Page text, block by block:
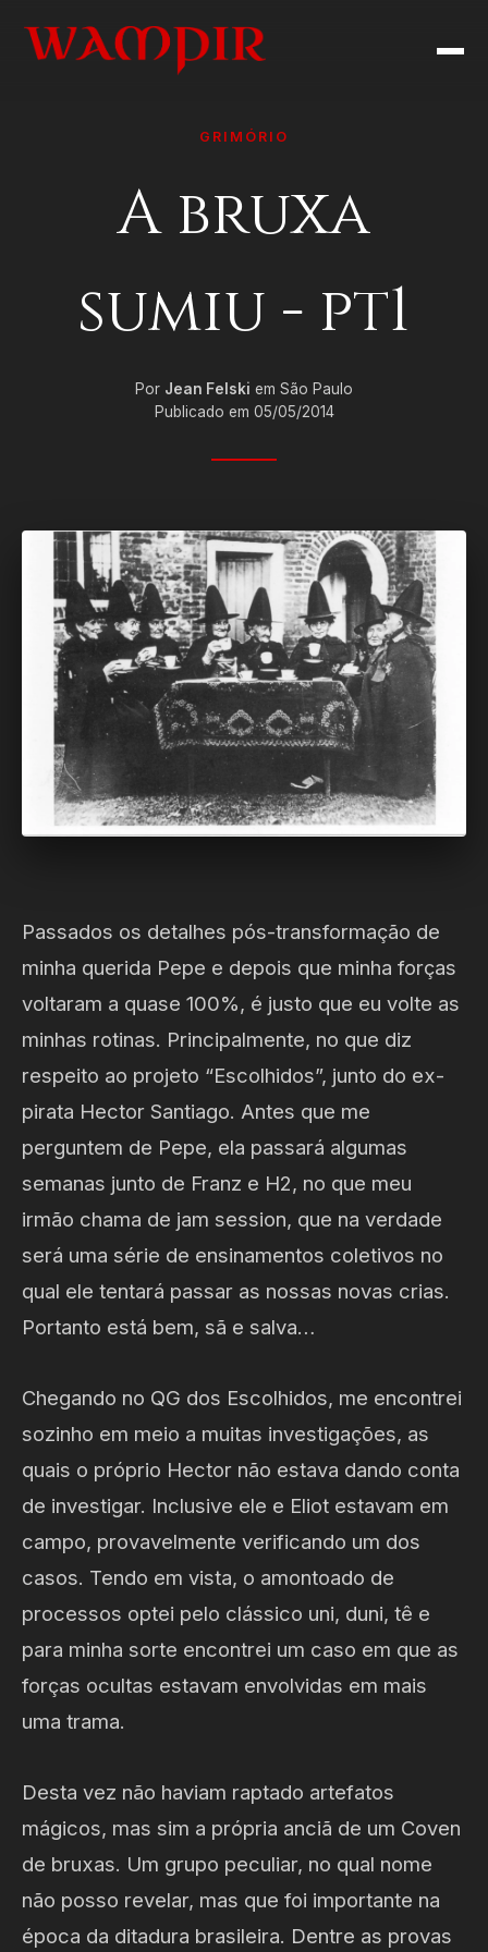
GRIMÓRIO
A bruxa
sumiu - pt1
Por Jean Felski em São Paulo
Publicado em 05/05/2014
Passados os detalhes pós-transformação de
minha querida Pepe e depois que minha forças
voltaram a quase 100%, é justo que eu volte as
minhas rotinas. Principalmente, no que diz
respeito ao projeto “Escolhidos”, junto do ex-
pirata Hector Santiago. Antes que me
perguntem de Pepe, ela passará algumas
semanas junto de Franz e H2, no que meu
irmão chama de jam session, que na verdade
será uma série de ensinamentos coletivos no
qual ele tentará passar as nossas novas crias.
Portanto está bem, sã e salva…
Chegando no QG dos Escolhidos, me encontrei
sozinho em meio a muitas investigações, as
quais o próprio Hector não estava dando conta
de investigar. Inclusive ele e Eliot estavam em
campo, provavelmente verificando um dos
casos. Tendo em vista, o amontoado de
processos optei pelo clássico uni, duni, tê e
para minha sorte encontrei um caso em que as
forças ocultas estavam envolvidas em mais
uma trama.
Desta vez não haviam raptado artefatos
mágicos, mas sim a própria anciã de um Coven
de bruxas. Um grupo peculiar, no qual nome
não posso revelar, mas que foi importante na
época da ditadura brasileira. Dentre as provas